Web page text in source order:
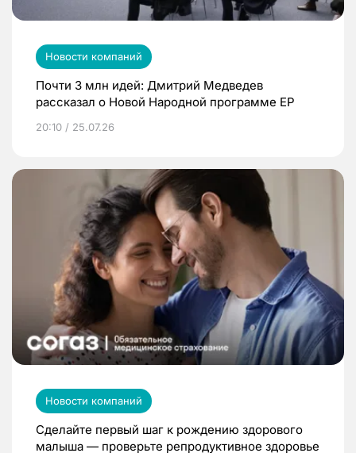
Новости компаний
Почти 3 млн идей: Дмитрий Медведев
рассказал о Новой Народной программе ЕР
20:10 / 25.07.26
Новости компаний
Сделайте первый шаг к рождению здорового
малыша — проверьте репродуктивное здоровье